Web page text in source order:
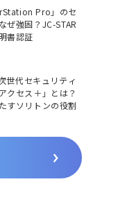
Pro」のセ
ぜ強固？JC-STAR
書認証
世代セキュリティ
クセス＋」とは？
すソリトンの役割